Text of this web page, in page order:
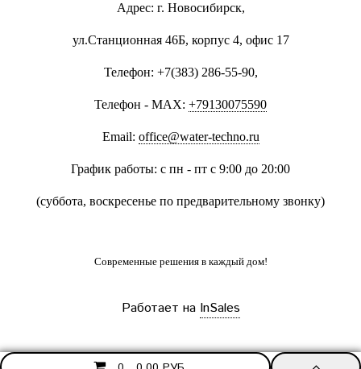
Адрес: г. Новосибирск,
ул.Станционная 46Б, корпус 4, офис 17
Телефон: +7(383) 286-55-90,
Телефон - MAX: +79130075590
Email: office@water-techno.ru
График работы: с пн - пт с 9:00 до 20:00
(суббота, воскресенье по предварительному звонку)
Современные решенияв каждый дом!
Работает на InSales